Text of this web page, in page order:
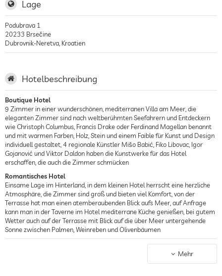
Lage
Podubrava 1
20233 Brsečine
Dubrovnik-Neretva Kroatien
Hotelbeschreibung
Boutique Hotel
9 Zimmer in einer wunderschönen, mediterranen Villa am Meer, die
eleganten Zimmer sind nach weltberühmten Seefahrern und Entdeckern
wie Christoph Columbus, Francis Drake oder Ferdinand Magellan benannt
und mit warmen Farben, Holz, Stein und einem Faible für Kunst und Design
individuell gestaltet, 4 regionale Künstler Mišo Babić, Fiko Libovac, Igor
Gojanović und Viktor Daldon haben die Kunstwerke für das Hotel
erschaffen, die auch die Zimmer schmücken
Romantisches Hotel
Einsame Lage im Hinterland, in dem kleinen Hotel herrscht eine herzliche
Atmosphäre, die Zimmer sind groß und bieten viel Komfort, von der
Terrasse hat man einen atemberaubenden Blick aufs Meer, auf Anfrage
kann man in der Taverne im Hotel mediterrane Küche genießen, bei gutem
Wetter auch auf der Terrasse mit Blick auf die über Meer untergehende
Sonne zwischen Palmen, Weinreben und Olivenbäumen
Knapp 700 m vom Meer entfernt an der Dalmatinischen Küste gelegen,
eine kiesige Badebucht ist ca. 10 Gehminuten entfernt, die am Berg
Mehr